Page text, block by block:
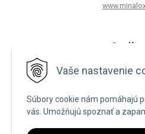
Vaše nastavenie
Súbory cookie nám pomáhajú
vás. Umožňujú spoznať a
O
Zásady